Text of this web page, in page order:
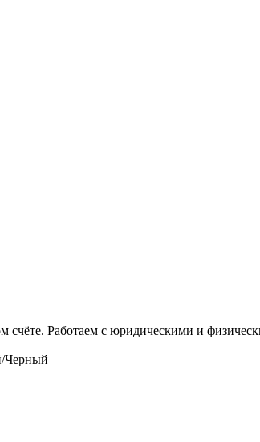
счёте. Работаем с юридическими и
Черный